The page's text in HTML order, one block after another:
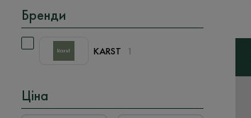
Бренди
KARST 1
Ціна